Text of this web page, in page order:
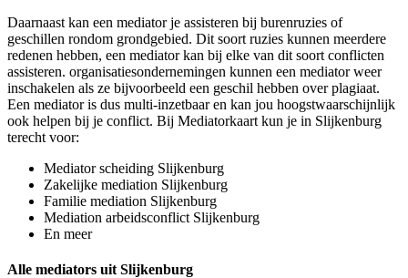
Daarnaast kan een mediator je assisteren bij burenruzies of
geschillen rondom grondgebied. Dit soort ruzies kunnen meerdere
redenen hebben, een mediator kan bij elke van dit soort conflicten
assisteren. organisatiesondernemingen kunnen een mediator weer
inschakelen als ze bijvoorbeeld een geschil hebben over plagiaat.
Een mediator is dus multi-inzetbaar en kan jou hoogstwaarschijnlijk
ook helpen bij je conflict. Bij Mediatorkaart kun je in Slijkenburg
terecht voor:
Mediator scheiding Slijkenburg
Zakelijke mediation Slijkenburg
Familie mediation Slijkenburg
Mediation arbeidsconflict Slijkenburg
En meer
Alle mediators uit Slijkenburg